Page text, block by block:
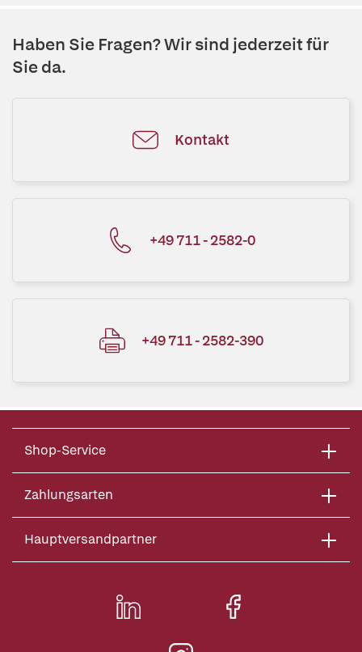
Haben Sie Fragen? Wir sind jederzeit für
Sie da.
Kontakt
+49 711 - 2582-0
+49 711 - 2582-390
Shop-Service
Zahlungsarten
Hauptversandpartner